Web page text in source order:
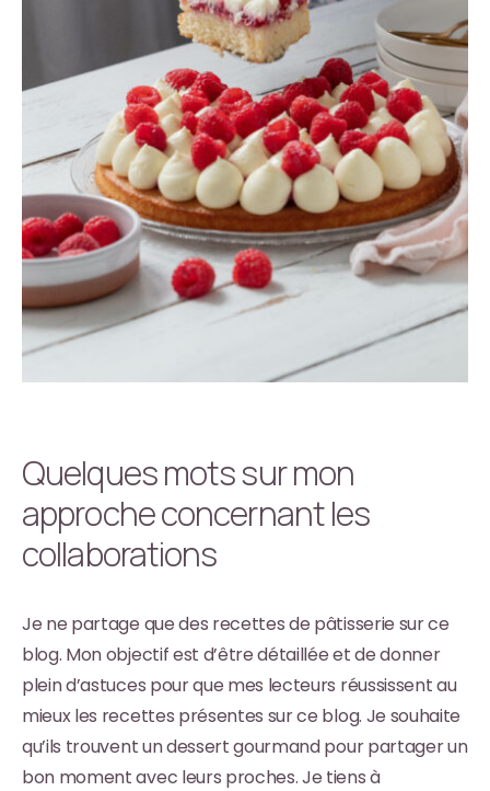
Quelques mots sur mon
approche concernant les
collaborations
Je ne partage que des recettes de pâtisserie sur ce
blog. Mon objectif est d’être détaillée et de donner
plein d’astuces pour que mes lecteurs réussissent au
mieux les recettes présentes sur ce blog. Je souhaite
qu’ils trouvent un dessert gourmand pour partager un
bon moment avec leurs proches. Je tiens à